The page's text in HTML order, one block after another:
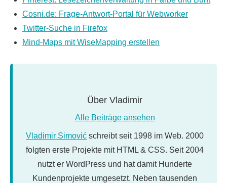
Cosni.de: Frage-Antwort-Portal für Webworker
Twitter-Suche in Firefox
Mind-Maps mit WiseMapping erstellen
Über Vladimir
Alle Beiträge ansehen
Vladimir Simović schreibt seit 1998 im Web. 2000
folgten erste Projekte mit HTML & CSS. Seit 2004
nutzt er WordPress und hat damit Hunderte
Kundenprojekte umgesetzt. Neben tausenden